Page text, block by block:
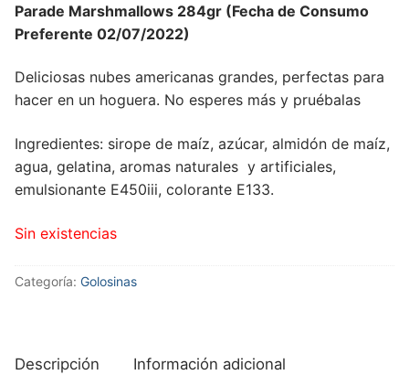
Parade Marshmallows 284gr (Fecha de Consumo
Preferente 02/07/2022)
Deliciosas nubes americanas grandes, perfectas para
hacer en un hoguera. No esperes más y pruébalas
Ingredientes: sirope de maíz, azúcar, almidón de maíz,
agua, gelatina, aromas naturales y artificiales,
emulsionante E450iii, colorante E133.
Sin existencias
Categoría: Golosinas
Descripción Información adicional